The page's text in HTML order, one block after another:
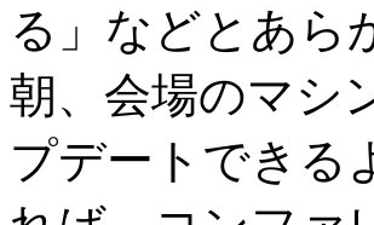
る」などとあら
朝、会場のマシ
プデートできる